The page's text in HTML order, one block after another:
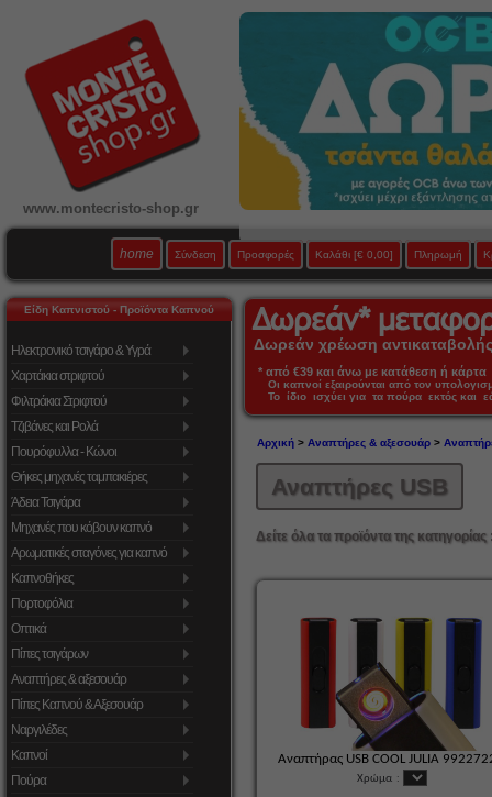
www.montecristo-shop.gr
home Σύνδεση Προσφορές Καλάθι [€ 0,00] Πληρωμή
Είδη Καπνιστού - Προϊόντα Καπνού
Ηλεκτρονικό τσιγάρο & Υγρά
Χαρτάκια στριφτού
Φιλτράκια Στριφτού
Τζιβάνες και Ρολά
Πουρόφυλλα - Κώνοι
Θήκες μηχανές ταμπακιέρες
Άδεια Τσιγάρα
Μηχανές που κόβουν καπνό
Αρωματικές σταγόνες για καπνό
Καπνοθήκες
Πορτοφόλια
Οπτικά
Πίπες τσιγάρων
Αναπτήρες & αξεσουάρ
Πίπες Καπνού & Αξεσουάρ
Ναργιλέδες
Καπνοί
Πούρα
Δωρεάν χρέωση
* από €39 και άνω με κατάθεση ή
Οι καπνοί εξαιρούνται από τον
Το ίδιο ισχύει για τα πούρα εκτός και
Αρχική> Αναπτήρες & αξεσουάρ>
Αναπτήρες USB
Δείτε όλα τα προϊόντα της κατηγορίας
Αναπτήρας USB COOL JULIA
Χρώμα :